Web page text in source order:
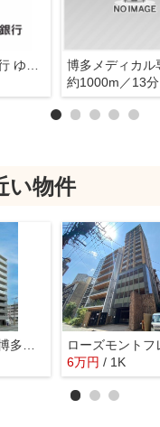
約1000m／13分
い物件
6万円 / 1K